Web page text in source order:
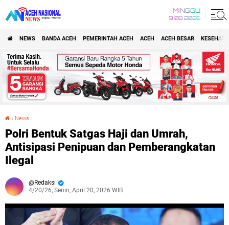
MINGGU
9 08 2026
NEWS BANDA ACEH PEMERINTAH ACEH ACEH ACEH BESAR
› News
Polri Bentuk Satgas Haji dan Umrah,
Antisipasi Penipuan dan Pemberangkatan
Ilegal
Redaksi
4/20/26, Senin, April 20, 2026 WIB